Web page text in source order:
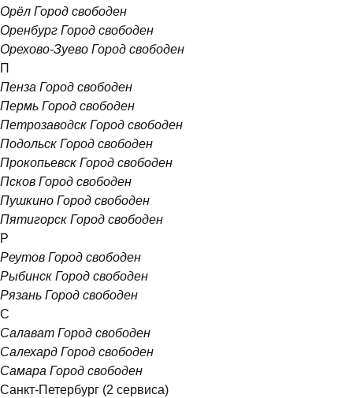
Орёл Город свободен
Оренбург Город свободен
Орехово-Зуево Город свободен
П
Пенза Город свободен
Пермь Город свободен
Петрозаводск Город свободен
Подольск Город свободен
Прокопьевск Город свободен
Псков Город свободен
Пушкино Город свободен
Пятигорск Город свободен
Р
Реутов Город свободен
Рыбинск Город свободен
Рязань Город свободен
С
Салават Город свободен
Салехард Город свободен
Самара Город свободен
Санкт-Петербург (2 сервиса)